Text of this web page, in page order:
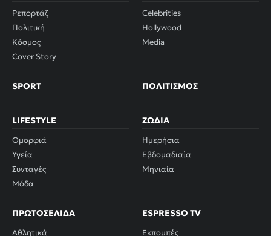
Ρεπορτάζ
Πολιτική
Κόσμος
Cover Story
Celebrities
Hollywood
Media
SPORT ΠΟΛΙΤΙΣΜΌΣ
LIFESTYLE
Ομορφιά
Υγεία
Συνταγές
Μόδα
ΖΏΔΙΑ
Ημερήσια
Εβδομαδιαία
Μηνιαία
ΠΡΩΤΟΣΈΛΙΔΑ
Αθλητικά
ESPRESSO TV
Εκπομπές